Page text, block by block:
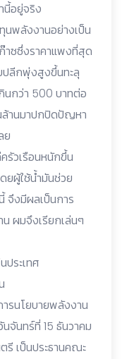
นี้อยู่จริง
นพลังงานอย่างเป็น
าซซึ่งราคาแพงที่สุด
ปลีกพุ่งสูงขึ้นทะลุ
นกว่า 500 บาทต่อ
ล้านมาปกปิดปัญหา
ย
รัวเรือนหนักขึ้น
ยผู้ใช้น้ำมันช่วย
จึงมีผลเป็นการ
ผมจึงเรียกเล่นๆ
ประเทศ
รนโยบายพลังงาน
จันทร์ที่ 15 ธันวาคม
เป็นประธานคณะ